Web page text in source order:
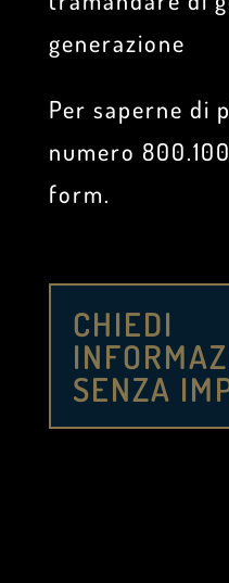
generazione
Per saperne di
numero
form.
CHIEDI
SENZA